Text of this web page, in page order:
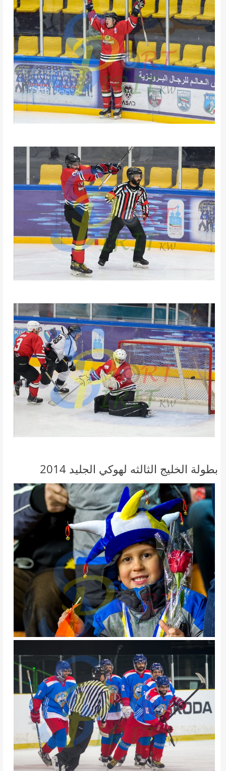
بطولة الخليج الثالثه لهوكي الجليد 2014